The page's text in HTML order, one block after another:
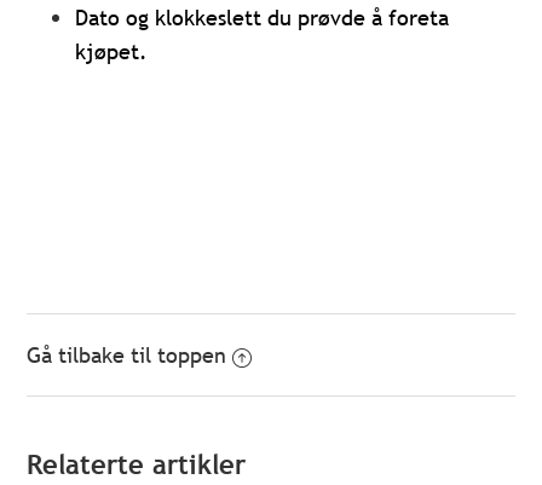
Dato og klokkeslett du prøvde å foreta
kjøpet.
Gå tilbake til toppen
Relaterte artikler